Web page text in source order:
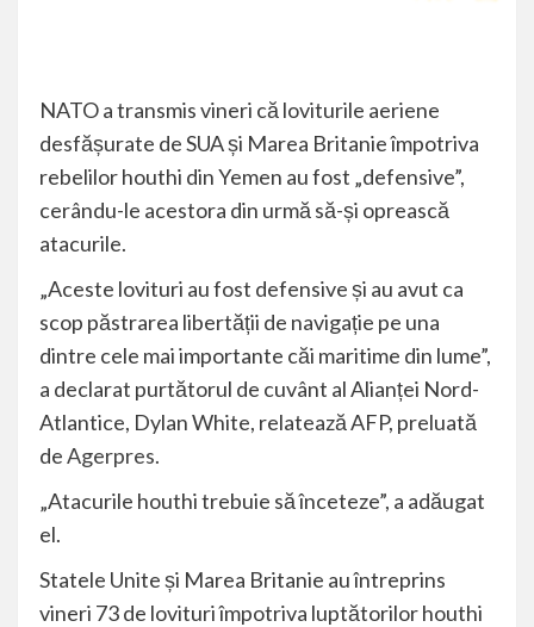
NATO a transmis vineri că loviturile aeriene
desfășurate de SUA și Marea Britanie împotriva
rebelilor houthi din Yemen au fost „defensive”,
cerându-le acestora din urmă să-și oprească
atacurile.
„Aceste lovituri au fost defensive și au avut ca
scop păstrarea libertății de navigație pe una
dintre cele mai importante căi maritime din lume”,
a declarat purtătorul de cuvânt al Alianței Nord-
Atlantice, Dylan White, relatează AFP, preluată
deAgerpres.
„Atacurile houthi trebuie să înceteze”, a adăugat
el.
Statele Unite și Marea Britanie au întreprins
vineri 73 de lovituri împotriva luptătorilor houthi